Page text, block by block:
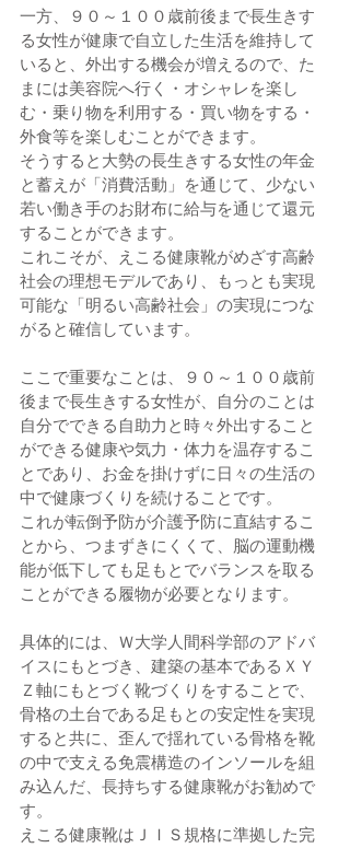
一方、９０～１００歳前後まで長生きす
る女性が健康で自立した生活を維持して
いると、外出する機会が増えるので、た
まには美容院へ行く・オシャレを楽し
む・乗り物を利用する・買い物をする・
外食等を楽しむことができます。
そうすると大勢の長生きする女性の年金
と蓄えが「消費活動」を通じて、少ない
若い働き手のお財布に給与を通じて還元
することができます。
これこそが、えこる健康靴がめざす高齢
社会の理想モデルであり、もっとも実現
可能な「明るい高齢社会」の実現につな
がると確信しています。
ここで重要なことは、９０～１００歳前
後まで長生きする女性が、自分のことは
自分でできる自助力と時々外出すること
ができる健康や気力・体力を温存するこ
とであり、お金を掛けずに日々の生活の
中で健康づくりを続けることです。
これが転倒予防が介護予防に直結するこ
とから、つまずきにくくて、脳の運動機
能が低下しても足もとでバランスを取る
ことができる履物が必要となります。
具体的には、Ｗ大学人間科学部のアドバ
イスにもとづき、建築の基本であるＸＹ
Ｚ軸にもとづく靴づくりをすることで、
骨格の土台である足もとの安定性を実現
すると共に、歪んで揺れている骨格を靴
の中で支える免震構造のインソールを組
み込んだ、長持ちする健康靴がお勧めで
す。
えこる健康靴はＪＩＳ規格に準拠した完